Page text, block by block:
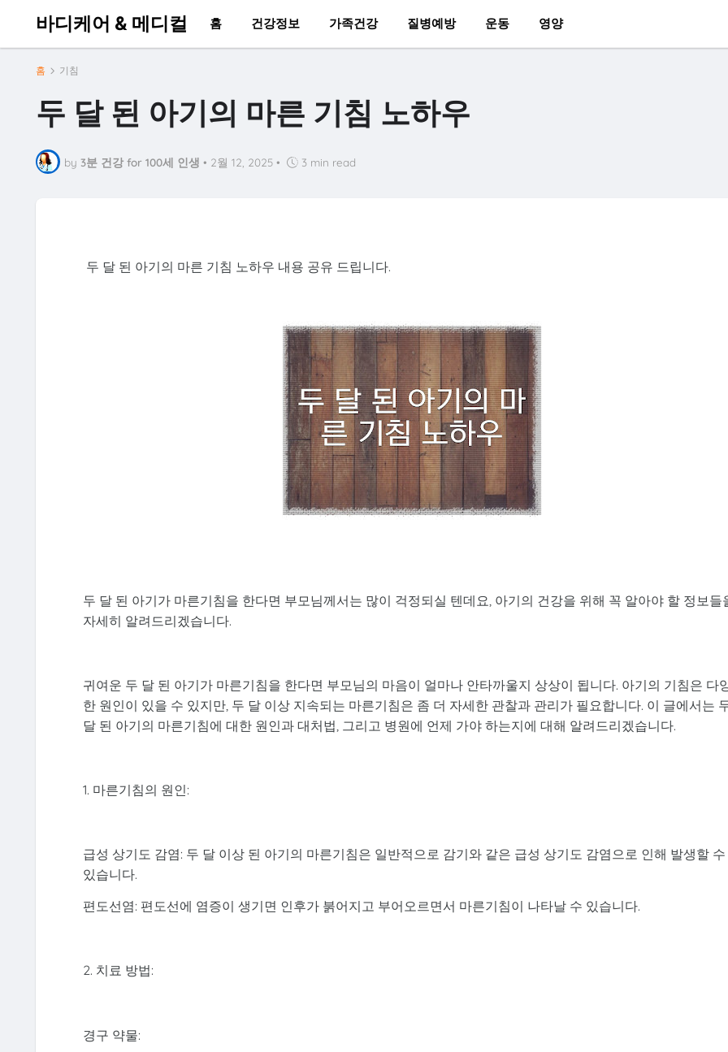
바디케어 & 메디컬 홈 건강정보 가족건강 질병예방 운동 영양
홈 기침
두 달 된 아기의 마른 기침 노하우
by 3분 건강 for 100세 인생 • 2월 12, 2025 • 3 min read
두 달 된 아기의 마른 기침 노하우 내용 공유 드립니다.
두 달 된 아기가 마른기침을 한다면 부모님께서는 많이 걱정되실 텐데요, 아기의 건강을 위해 꼭 알아야 할 정보들
자세히 알려드리겠습니다.
귀여운 두 달 된 아기가 마른기침을 한다면 부모님의 마음이 얼마나 안타까울지 상상이 됩니다. 아기의 기침은 다
한 원인이 있을 수 있지만, 두 달 이상 지속되는 마른기침은 좀 더 자세한 관찰과 관리가 필요합니다. 이 글에서는
달 된 아기의 마른기침에 대한 원인과 대처법, 그리고 병원에 언제 가야 하는지에 대해 알려드리겠습니다.
1. 마른기침의 원인:
급성 상기도 감염: 두 달 이상 된 아기의 마른기침은 일반적으로 감기와 같은 급성 상기도 감염으로 인해 발생할 수
있습니다.
편도선염: 편도선에 염증이 생기면 인후가 붉어지고 부어오르면서 마른기침이 나타날 수 있습니다.
2. 치료 방법:
경구 약물: